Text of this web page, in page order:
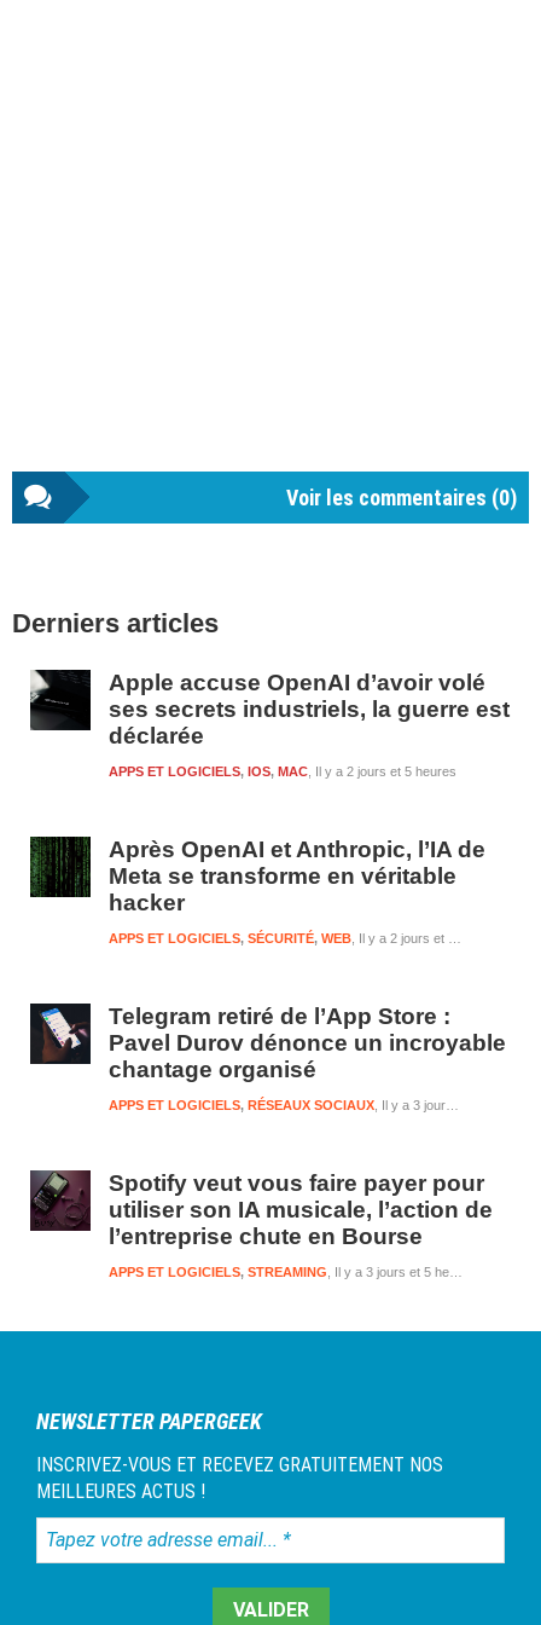
Voir les commentaires (0)
latérale
Derniers articles
Apple accuse OpenAI d’avoir volé
ses secrets industriels, la guerre est
déclarée
Il y a 2 jours et 5 heures
APPS ET LOGICIELS, IOS, MAC
Après OpenAI et Anthropic, l’IA de
Meta se transforme en véritable
hacker
Il y a 2 jours et 5 heures
APPS ET LOGICIELS, SÉCURITÉ, WEB
Telegram retiré de l’App Store :
Pavel Durov dénonce un incroyable
chantage organisé
Il y a 3 jours et 5 heures
APPS ET LOGICIELS, RÉSEAUX SOCIAUX
Spotify veut vous faire payer pour
utiliser son IA musicale, l’action de
l’entreprise chute en Bourse
Il y a 3 jours et 5 heures
APPS ET LOGICIELS, STREAMING
NEWSLETTER PAPERGEEK
INSCRIVEZ-VOUS ET RECEVEZ GRATUITEMENT NOS
MEILLEURES ACTUS !
Tapez
votre